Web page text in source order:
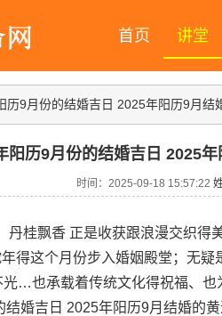
首页 讲堂
历9月份的结婚吉日 2025年阳历9月结
阳历9月份的结婚吉日 2025
时间：2025-09-18 15:57:22
丹桂飘香 正是收获跟浪漫交织得
得这个月份步入婚姻殿堂；无
光…也承载着传统文化得祝福、也
结婚吉日 2025年阳历9月结婚的